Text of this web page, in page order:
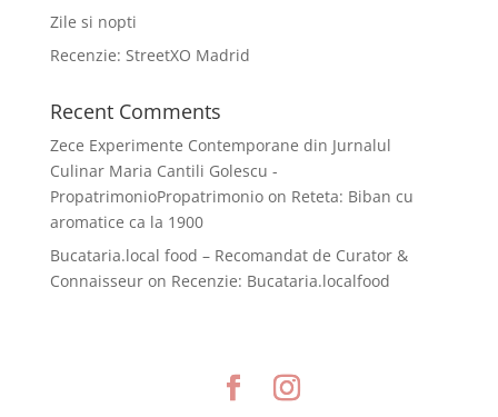
Zile si nopti
Recenzie: StreetXO Madrid
Recent Comments
Zece Experimente Contemporane din Jurnalul
Culinar Maria Cantili Golescu -
PropatrimonioPropatrimonioon Reteta: Biban cu
aromatice ca la 1900
Bucataria.local food – Recomandat de Curator &
Connaisseuron Recenzie: Bucataria.localfood